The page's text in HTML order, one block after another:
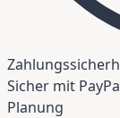
Sicher mit
Planung